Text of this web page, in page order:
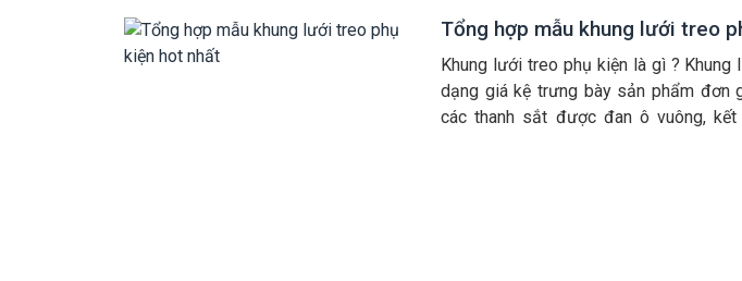
Tổng hợp mẫu khung lưới treo
Khung lưới treo phụ kiện là gì ?
dạng giá kệ trưng bày sản phẩm đơn
các thanh sắt được đan ô vuông, kết